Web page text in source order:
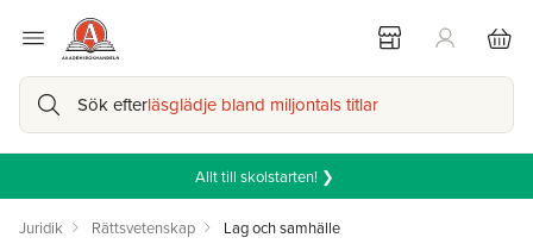
Sök efterläsglädje bland miljontals titlar
Allt till skolstarten! ❯
Juridik Rättsvetenskap Lag och samhälle